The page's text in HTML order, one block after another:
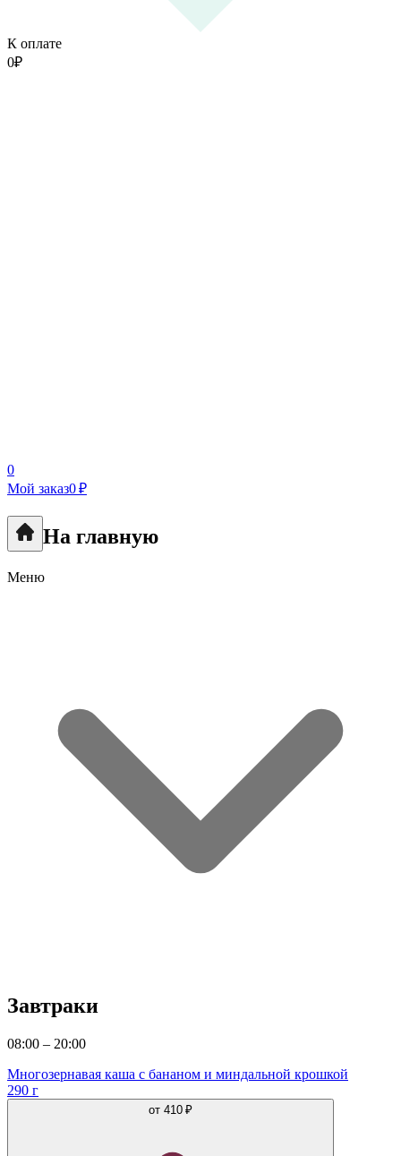
К оплате
0₽
0
Мой заказ0 ₽
На главную
Меню
Завтраки
08:00 – 20:00
Многозернавая каша с бананом и миндальной крошкой
290 г
от 410 ₽